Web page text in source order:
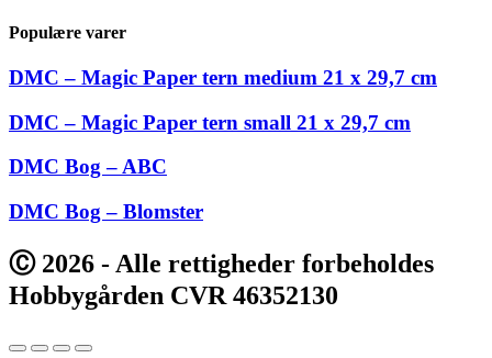
Populære varer
DMC – Magic Paper tern medium 21 x 29,7 cm
DMC – Magic Paper tern small 21 x 29,7 cm
DMC Bog – ABC
DMC Bog – Blomster
Ⓒ 2026 - Alle rettigheder forbeholdes
Hobbygården CVR 46352130